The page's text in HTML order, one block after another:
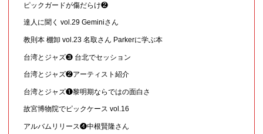
ピックガードが傷だらけ❷
達人に聞く vol.29 Geminiさん
教則本 棚卸 vol.23 名取さん Parkerに学ぶ本
台湾とジャズ❸ 台北でセッション
台湾とジャズ❷アーティスト紹介
台湾とジャズ❶黎明期ならではの面白さ
故宮博物院でピックケース vol.16
アルバムリリース❹中根賢隆さん